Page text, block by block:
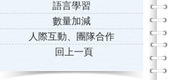
語言學習
數量加減
人際互動、團隊合作
回上一頁